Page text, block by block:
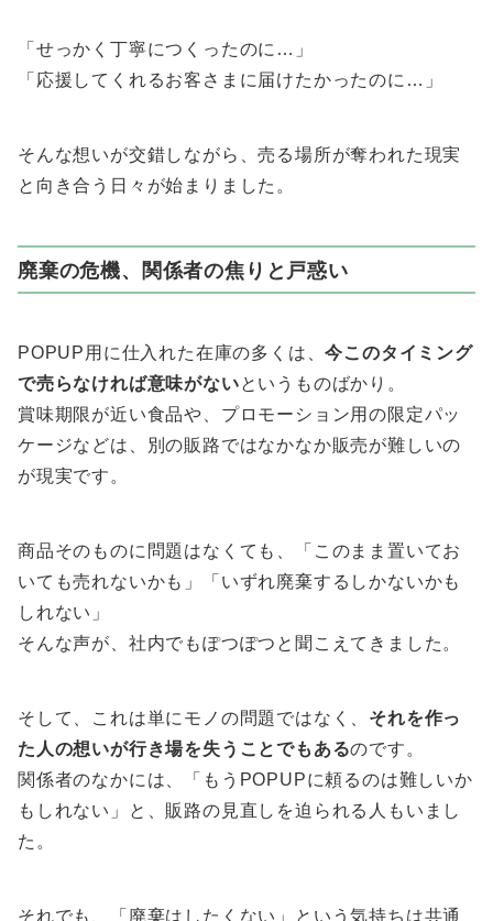
「せっかく丁寧につくったのに…」
「応援してくれるお客さまに届けたかったのに…」
そんな想いが交錯しながら、売る場所が奪われた現実
と向き合う日々が始まりました。
廃棄の危機、関係者の焦りと戸惑い
POPUP用に仕入れた在庫の多くは、今このタイミング
で売らなければ意味がないというものばかり。
賞味期限が近い食品や、プロモーション用の限定パッ
ケージなどは、別の販路ではなかなか販売が難しいの
が現実です。
商品そのものに問題はなくても、「このまま置いてお
いても売れないかも」「いずれ廃棄するしかないかも
しれない」
そんな声が、社内でもぽつぽつと聞こえてきました。
そして、これは単にモノの問題ではなく、 それを作っ
た人の想いが行き場を失うことでもあるのです。
関係者のなかには、「もうPOPUPに頼るのは難しいか
もしれない」と、販路の見直しを迫られる人もいまし
た。
それでも、「廃棄はしたくない」という気持ちは共通